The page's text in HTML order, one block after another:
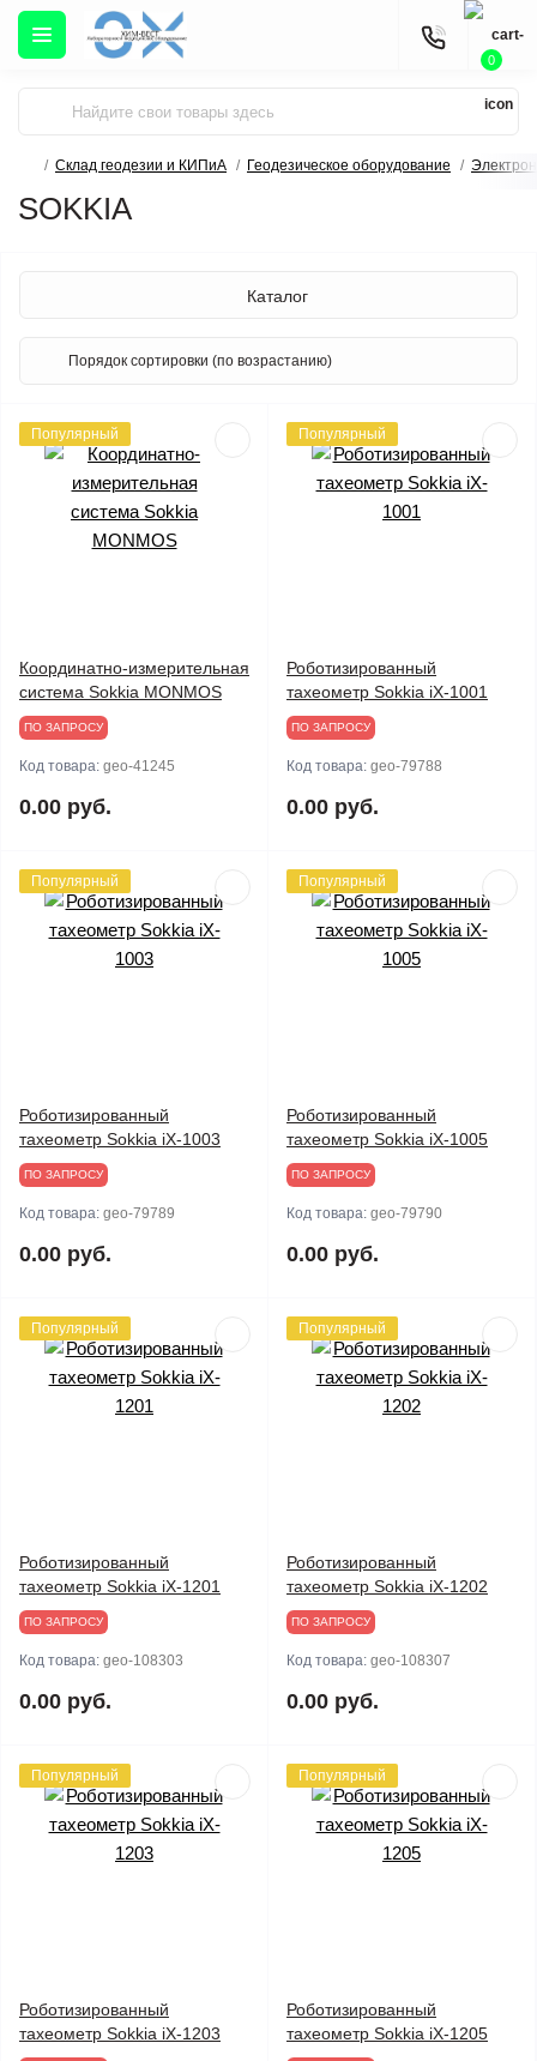
0
Склад геодезии и КИПиА Геодезическое оборудование
SOKKIA
Каталог
Популярный
Координатно-измерительная
система Sokkia MONMOS
ПО ЗАПРОСУ
Код товара: geo-41245
0.00 руб.
Популярный
Роботизированный
тахеометр Sokkia iX-1001
ПО ЗАПРОСУ
Код товара: geo-79788
0.00 руб.
Популярный
Роботизированный
тахеометр Sokkia iX-1003
ПО ЗАПРОСУ
Код товара: geo-79789
0.00 руб.
Популярный
Роботизированный
тахеометр Sokkia iX-1005
ПО ЗАПРОСУ
Код товара: geo-79790
0.00 руб.
Популярный
Роботизированный
тахеометр Sokkia iX-1201
ПО ЗАПРОСУ
Код товара: geo-108303
0.00 руб.
Популярный
Роботизированный
тахеометр Sokkia iX-1202
ПО ЗАПРОСУ
Код товара: geo-108307
0.00 руб.
Популярный
Роботизированный
тахеометр Sokkia iX-1203
Популярный
Роботизированный
тахеометр Sokkia iX-1205